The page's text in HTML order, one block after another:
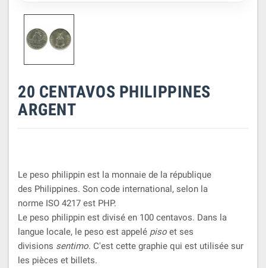
20 CENTAVOS PHILIPPINES
ARGENT
Le peso philippin est la monnaie de la république
des Philippines. Son code international, selon la
norme ISO 4217 est PHP.
Le peso philippin est divisé en 100 centavos. Dans la
langue locale, le peso est appelé piso et ses
divisions sentimo. C'est cette graphie qui est utilisée sur
les pièces et billets.